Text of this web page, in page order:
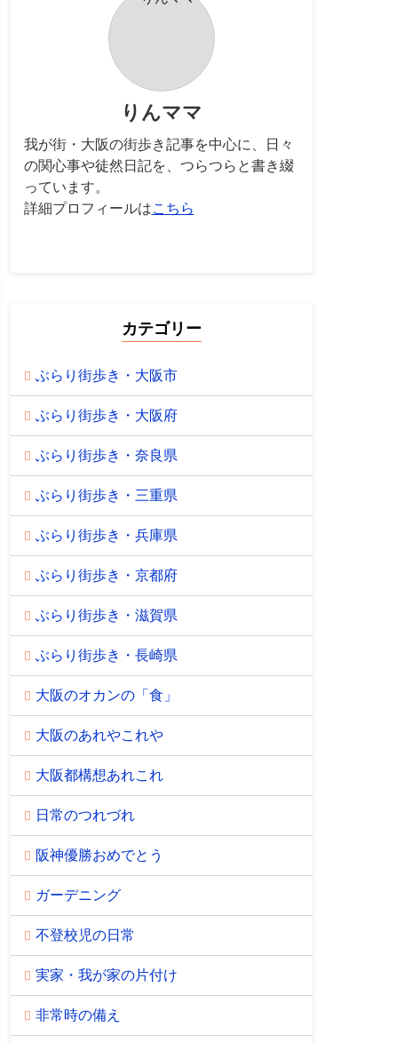
りんママ
我が街・大阪の街歩き記事を中心に、日々
の関心事や徒然日記を、つらつらと書き綴
っています。
詳細プロフィールはこちら
カテゴリー
ぶらり街歩き・大阪市
ぶらり街歩き・大阪府
ぶらり街歩き・奈良県
ぶらり街歩き・三重県
ぶらり街歩き・兵庫県
ぶらり街歩き・京都府
ぶらり街歩き・滋賀県
ぶらり街歩き・長崎県
大阪のオカンの「食」
大阪のあれやこれや
大阪都構想あれこれ
日常のつれづれ
阪神優勝おめでとう
ガーデニング
不登校児の日常
実家・我が家の片付け
非常時の備え